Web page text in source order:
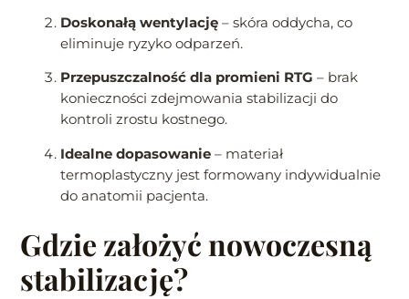
Doskonałą wentylację – skóra oddycha, co
eliminuje ryzyko odparzeń.
Przepuszczalność dla promieni RTG – brak
konieczności zdejmowania stabilizacji do
kontroli zrostu kostnego.
Idealne dopasowanie – materiał
termoplastyczny jest formowany indywidualnie
do anatomii pacjenta.
Gdzie założyć nowoczesną
stabilizację?